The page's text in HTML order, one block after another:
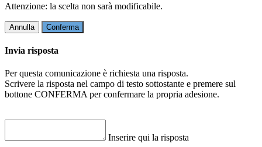
Attenzione: la scelta non sarà modificabile.
Annulla Conferma
Invia risposta
Per questa comunicazione è richiesta una risposta.
Scrivere la risposta nel campo di testo sottostante e premere sul
bottone CONFERMA per confermare la propria adesione.
Inserire qui la risposta